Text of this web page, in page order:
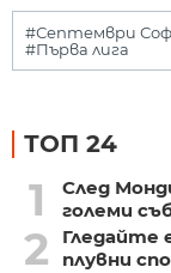
#Септември
#Първа лига
ТОП 24
1
След
големи
2
Гледайте
плувни